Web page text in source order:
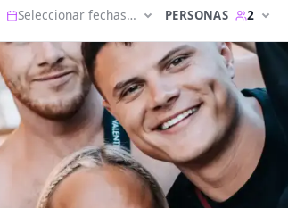
Seleccionar fechas… PERSONAS 2